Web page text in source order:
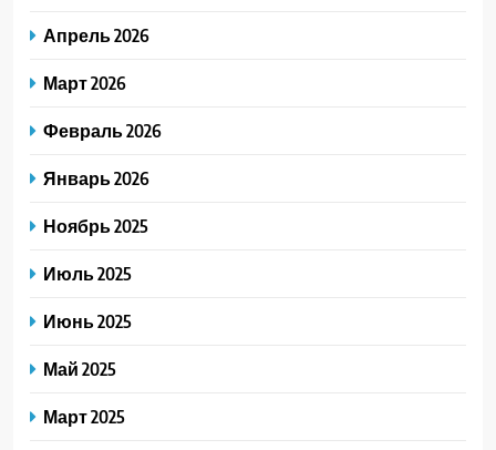
Апрель 2026
Март 2026
Февраль 2026
Январь 2026
Ноябрь 2025
Июль 2025
Июнь 2025
Май 2025
Март 2025